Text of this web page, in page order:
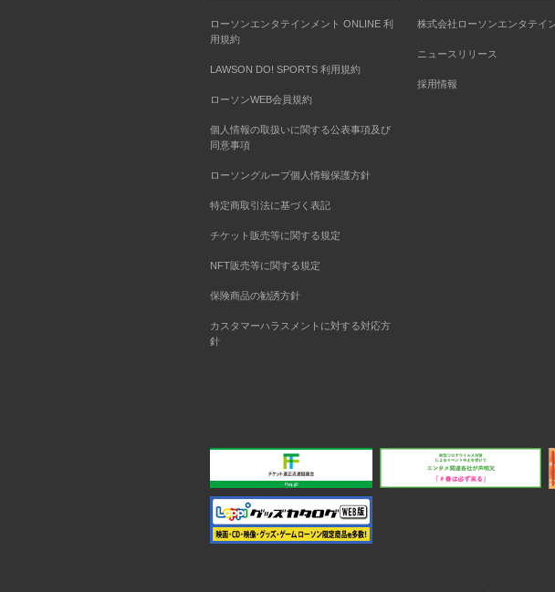
ローソンエンタテインメント ONLINE 利
用規約
LAWSON DO! SPORTS 利用規約
ローソンWEB会員規約
個人情報の取扱いに関する公表事項及び
同意事項
ローソングループ個人情報保護方針
特定商取引法に基づく表記
チケット販売等に関する規定
NFT販売等に関する規定
保険商品の勧誘方針
カスタマーハラスメントに対する対応方
針
株式会社ローソンエンタテイ
ニュースリリース
採用情報